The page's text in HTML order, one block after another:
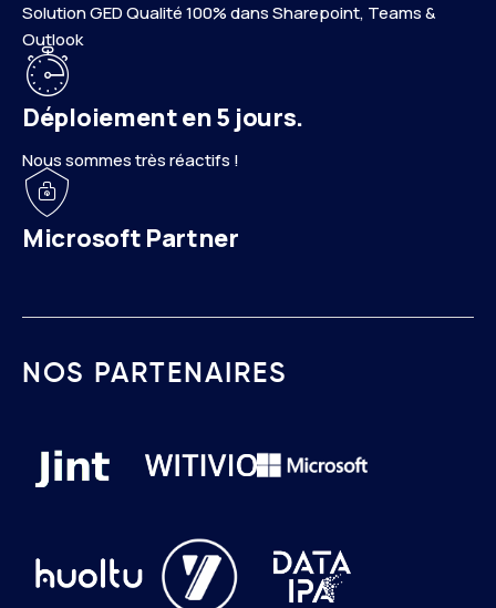
Solution GED Qualité 100% dans Sharepoint, Teams &
Outlook
Déploiement en 5 jours.
Nous sommes très réactifs !
Microsoft Partner
NOS PARTENAIRES